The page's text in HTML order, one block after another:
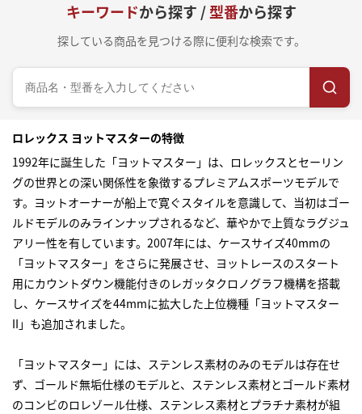
キーワードから探す /型番から探す
探している商品を見つける際に便利な検索です。
ロレックス ヨットマスターの特徴
1992年に誕生した「ヨットマスター」は、ロレックスとセーリン
グの世界との深い関係性を象徴するプレミアムスポーツモデルで
す。ヨットオーナーが船上で寛ぐスタイルを意識して、当初はゴー
ルドモデルのみラインナップされるなど、華やかで上質なラグジュ
アリー性を有しています。2007年には、ケースサイズ40mmの
「ヨットマスター」をさらに発展させ、ヨットレースのスタート
用にカウントダウン機能付きのレガッタクロノグラフ機構を搭載
し、ケースサイズを44mmに拡大した上位機種「ヨットマスター
II」も追加されました。
「ヨットマスター」には、ステンレス素材のみのモデルは存在せ
ず、ゴールド無垢仕様のモデルと、ステンレス素材とゴールド素材
のコンビのロレゾール仕様、ステンレス素材とプラチナ素材が組